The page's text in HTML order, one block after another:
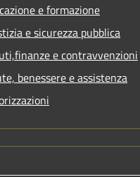
e formazione
e sicurezza pubblica
e contravvenzioni
benessere e assistenza